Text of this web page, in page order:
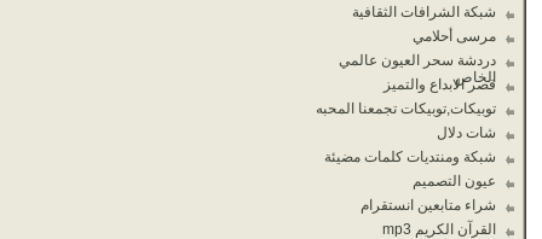
شبكة الشرافات الثقافية
مرسى أحلامي
دردشة سحر العيون عالمي
الخاص
قصر الابداع والتميز
توبيكات,توبيكات تجمعنا المحبه
شات دلال
شبكة ومنتديات كلمات مضيئة
عيون التصميم
شراء متابعين انستقرام
القرآن الكريم mp3